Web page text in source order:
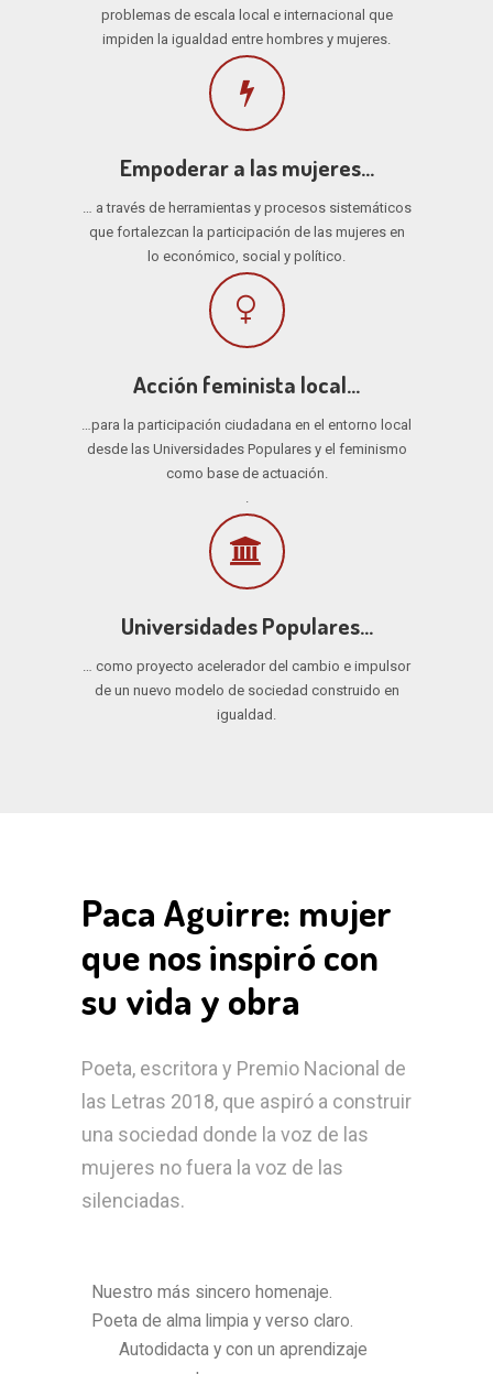
problemas de escala local e internacional que
impiden la igualdad entre hombres y mujeres.
Empoderar a las mujeres…
… a través de herramientas y procesos sistemáticos
que fortalezcan la participación de las mujeres en
lo económico, social y político.
Acción feminista local…
…para la participación ciudadana en el entorno local
desde las Universidades Populares y el feminismo
como base de actuación.
.
Universidades Populares…
… como proyecto acelerador del cambio e impulsor
de un nuevo modelo de sociedad construido en
igualdad.
Paca Aguirre: mujer
que nos inspiró con
su vida y obra
Poeta, escritora y Premio Nacional de
las Letras 2018, que aspiró a construir
una sociedad donde la voz de las
mujeres no fuera la voz de las
silenciadas.
Nuestro más sincero homenaje.
Poeta de alma limpia y verso claro.
Autodidacta y con un aprendizaje